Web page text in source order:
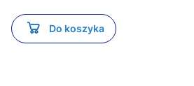
Do koszyka